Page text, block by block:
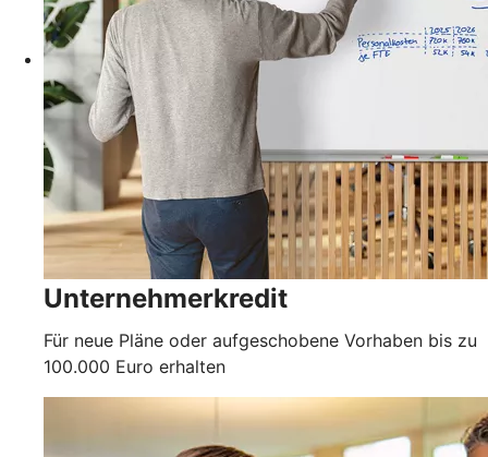
Unternehmerkredit
Für neue Pläne oder aufgeschobene Vorhaben bis zu
100.000 Euro erhalten